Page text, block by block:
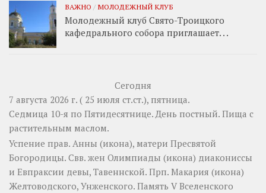
ВАЖНО / МОЛОДЕЖНЫЙ КЛУБ
Молодежный клуб Свято-Троицкого
кафедрального собора приглашает. . .
Сегодня
7 августа 2026 г. ( 25 июля ст.ст.), пятница.
Седмица 10-я по Пятидесятнице. День постный. Пища с
растительным маслом.
Успение прав. Анны (икона), матери Пресвятой
Богородицы. Свв. жен Олимпиады (икона) диакониссы
и Евпраксии девы, Тавеннской. Прп. Макария (икона)
Желтоводского, Унженского. Память V Вселенского